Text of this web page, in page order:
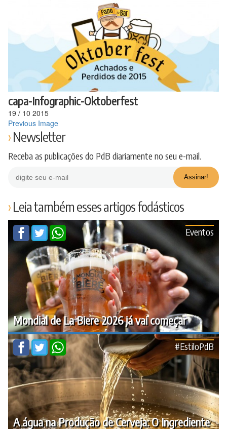
capa-Infographic-Oktoberfest
19 / 10 2015
Previous Image
Newsletter
Receba as publicações do PdB diariamente no seu e-mail.
Leia também esses artigos fodásticos
Mondial de La Biere 2026 já vai começar
Eventos
A água na Produção de Cerveja: O Ingrediente
#EstiloPdB